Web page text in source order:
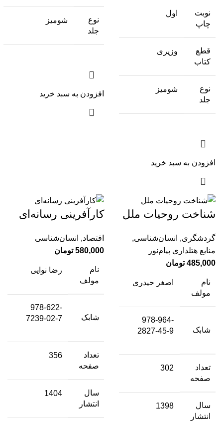
نوبت
چاپ
اول
قطع
کتاب
وزیری
نوع
جلد
شومیز
افزودن به سبد خرید
نوع
جلد
شومیز
افزودن به سبد خرید
شناخت روحیات ملل
گردشگری, انسان‌شناسی,
منابع هتلداری پیام‌نور
485,000 تومان
نام
مولف
اصغر حیدری
شابک
978-964-
2827-45-9
تعداد
صفحه
302
سال
انتشار
1398
کارآفرینی رسانه‌ای
اقتصاد, انسان‌شناسی
580,000 تومان
نام
مولف
رضا نوایی
شابک
978-622-
7239-02-7
تعداد
صفحه
356
سال
انتشار
1404